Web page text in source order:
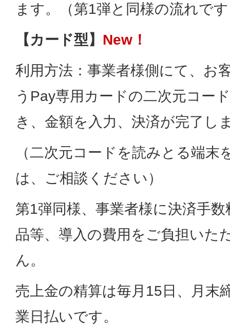
ます。（第1弾と同様の流れで
【カード型】 New！
利用方法：事業者様側にて、お
うPay専用カードの二次元コー
き、金額を入力、決済が完了し
（二次元コードを読みとる端末
は、ご相談ください）
第1弾同様、事業者様に決済手
品等、導入の費用をご負担いた
ん。
売上金の精算は毎月15日、月末
業日払いです。